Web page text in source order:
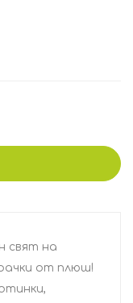
свят на
от плюш!